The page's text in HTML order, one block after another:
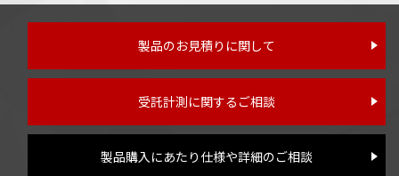
製品のお見積りに関して
受託計測に関するご相談
製品購入にあたり仕様や詳細のご相談